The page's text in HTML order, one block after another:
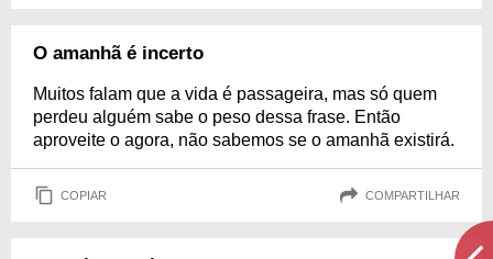
O amanhã é incerto
Muitos falam que a vida é passageira, mas só quem
perdeu alguém sabe o peso dessa frase. Então
aproveite o agora, não sabemos se o amanhã existirá.
COPIAR COMPARTILHAR